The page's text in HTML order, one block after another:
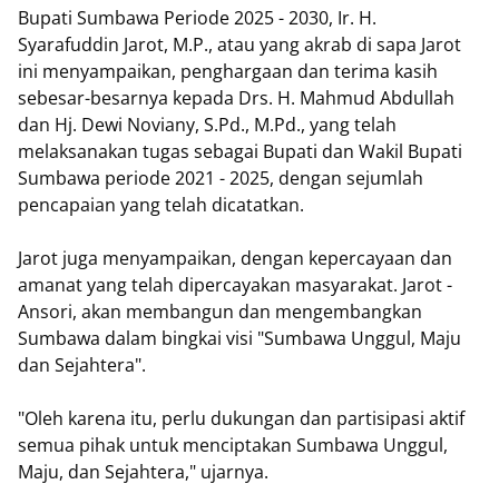
Bupati Sumbawa Periode 2025 - 2030, Ir. H.
Syarafuddin Jarot, M.P., atau yang akrab di sapa Jarot
ini menyampaikan, penghargaan dan terima kasih
sebesar-besarnya kepada Drs. H. Mahmud Abdullah
dan Hj. Dewi Noviany, S.Pd., M.Pd., yang telah
melaksanakan tugas sebagai Bupati dan Wakil Bupati
Sumbawa periode 2021 - 2025, dengan sejumlah
pencapaian yang telah dicatatkan.
Jarot juga menyampaikan, dengan kepercayaan dan
amanat yang telah dipercayakan masyarakat. Jarot -
Ansori, akan membangun dan mengembangkan
Sumbawa dalam bingkai visi "Sumbawa Unggul, Maju
dan Sejahtera".
"Oleh karena itu, perlu dukungan dan partisipasi aktif
semua pihak untuk menciptakan Sumbawa Unggul,
Maju, dan Sejahtera," ujarnya.